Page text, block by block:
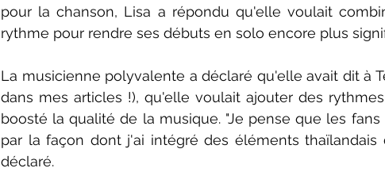
pour la chanson, Lisa a répondu qu'elle voulait
rythme pour rendre ses débuts en solo encore plus
La musicienne polyvalente a déclaré qu'elle avait dit à
dans mes articles !), qu'elle voulait ajouter des
boosté la qualité de la musique. "Je pense que les
par la façon dont j'ai intégré des éléments
déclaré.